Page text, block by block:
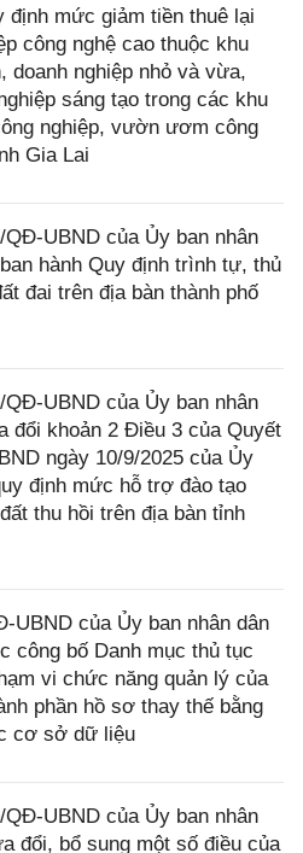
định mức giảm tiền thuê lại
công nghệ cao thuộc khu
doanh nghiệp nhỏ và vừa,
sáng tạo trong các khu
nghiệp, vườn ươm công
Gia Lai
UBND của Ủy ban nhân
hành Quy định trình tự, thủ
đai trên địa bàn thành phố
UBND của Ủy ban nhân
đổi khoản 2 Điều 3 của Quyết
ngày 10/9/2025 của Ủy
định mức hỗ trợ đào tạo
thu hồi trên địa bàn tỉnh
UBND của Ủy ban nhân dân
công bố Danh mục thủ tục
vi chức năng quản lý của
phần hồ sơ thay thế bằng
cơ sở dữ liệu
UBND của Ủy ban nhân
đổi, bổ sung một số điều của